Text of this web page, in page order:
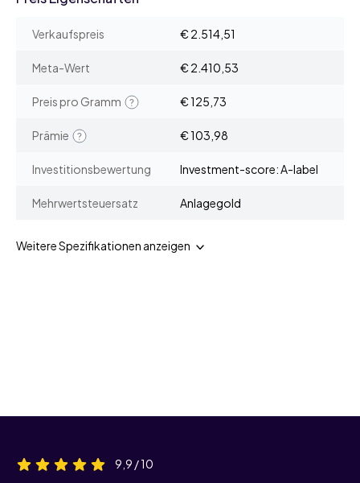
Verkaufspreis € 2.514,51
Meta-Wert € 2.410,53
Preis pro Gramm € 125,73
Prämie € 103,98
Investitionsbewertung Investment-score: A-label
Mehrwertsteuersatz Anlagegold
Weitere Spezifikationen anzeigen
9,9 / 10